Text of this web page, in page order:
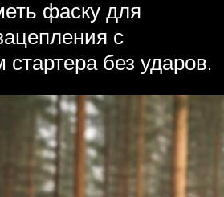
фаску для
с
стартера без ударов.